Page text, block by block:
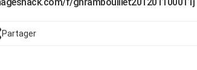
Partager